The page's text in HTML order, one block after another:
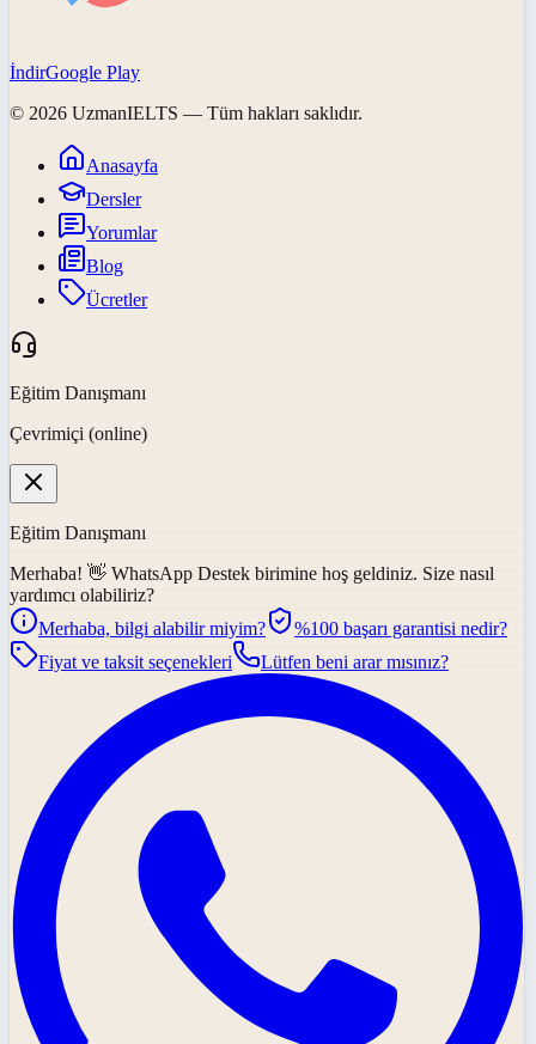
İndirGoogle Play
© 2026 UzmanIELTS — Tüm hakları saklıdır.
Anasayfa
Dersler
Yorumlar
Blog
Ücretler
Eğitim Danışmanı
Çevrimiçi (online)
Eğitim Danışmanı
Merhaba! 👋 WhatsApp Destek birimine hoş geldiniz. Size nasıl
yardımcı olabiliriz?
Merhaba, bilgi alabilir miyim?
%100 başarı garantisi nedir?
Fiyat ve taksit seçenekleri
Lütfen beni arar mısınız?